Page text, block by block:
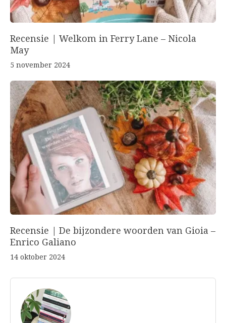
Recensie | Welkom in Ferry Lane – Nicola
May
5 november 2024
Recensie | De bijzondere woorden van Gioia –
Enrico Galiano
14 oktober 2024